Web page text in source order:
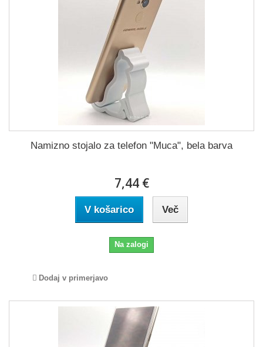
Namizno stojalo za telefon "Muca", bela barva
7,44 €
V košarico Več
Na zalogi
Dodaj v primerjavo